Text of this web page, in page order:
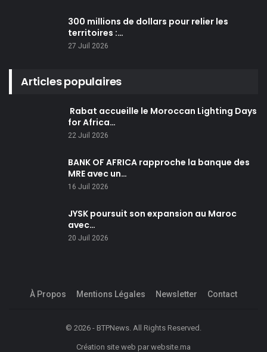
300 millions de dollars pour relier les
territoires :…
27 Juil 2026
Articles populaires
Rabat accueille le Moroccan Lighting Days
for Africa…
22 Juil 2026
BANK OF AFRICA rapproche la banque des
MRE avec un…
16 Juil 2026
JYSK poursuit son expansion au Maroc
avec…
20 Juil 2026
À Propos Mentions Légales Newsletter Contact
© 2026 - BTPNews. All Rights Reserved.
Création site web par website.ma